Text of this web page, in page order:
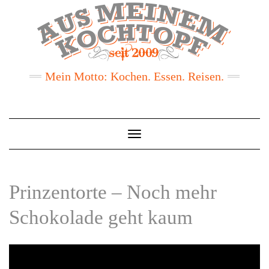
Mein Motto: Kochen. Essen. Reisen.
Toggle
Navigation
Prinzentorte – Noch mehr
Schokolade geht kaum